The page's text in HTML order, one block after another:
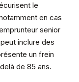
le
en cas
senior
inclure des
un frein
de 85 ans.